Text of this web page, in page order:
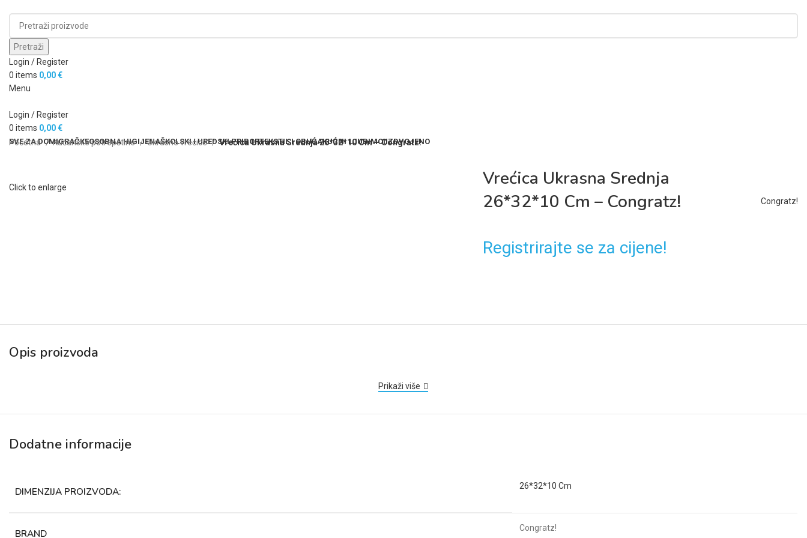
Pretraži
Login / Register
0 items 0,00€
Menu
Login / Register
0 items 0,00€
SVE ZA DOMIGRAČKEOSOBNA HIGIJENAŠKOLSKI I UREDSKI PRIBORTEKSTIL I OBUĆAKUĆNI LJUBIMCIIZDVOJENO
Početna Kućanske potrepštine Ukrasne vrećice Vrećica Ukrasna Srednja 26*32*10 Cm – Congratz!
Click to enlarge
Vrećica Ukrasna Srednja
26*32*10 Cm – Congratz!
Congratz!
Registrirajte se za cijene!
Opis proizvoda
Prikaži više
Dodatne informacije
DIMENZIJA PROIZVODA: 26*32*10 Cm
BRAND Congratz!